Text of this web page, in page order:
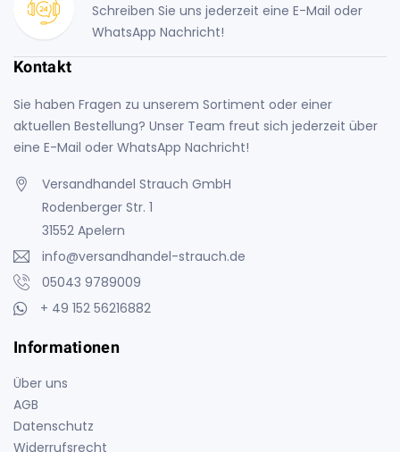
Schreiben Sie uns jederzeit eine E-Mail oder
WhatsApp Nachricht!
Kontakt
Sie haben Fragen zu unserem Sortiment oder einer
aktuellen Bestellung? Unser Team freut sich jederzeit über
eine E-Mail oder WhatsApp Nachricht!
Versandhandel Strauch GmbH
Rodenberger Str. 1
31552 Apelern
info@versandhandel-strauch.de
05043 9789009
+ 49 152 56216882
Informationen
Über uns
AGB
Datenschutz
Widerrufsrecht